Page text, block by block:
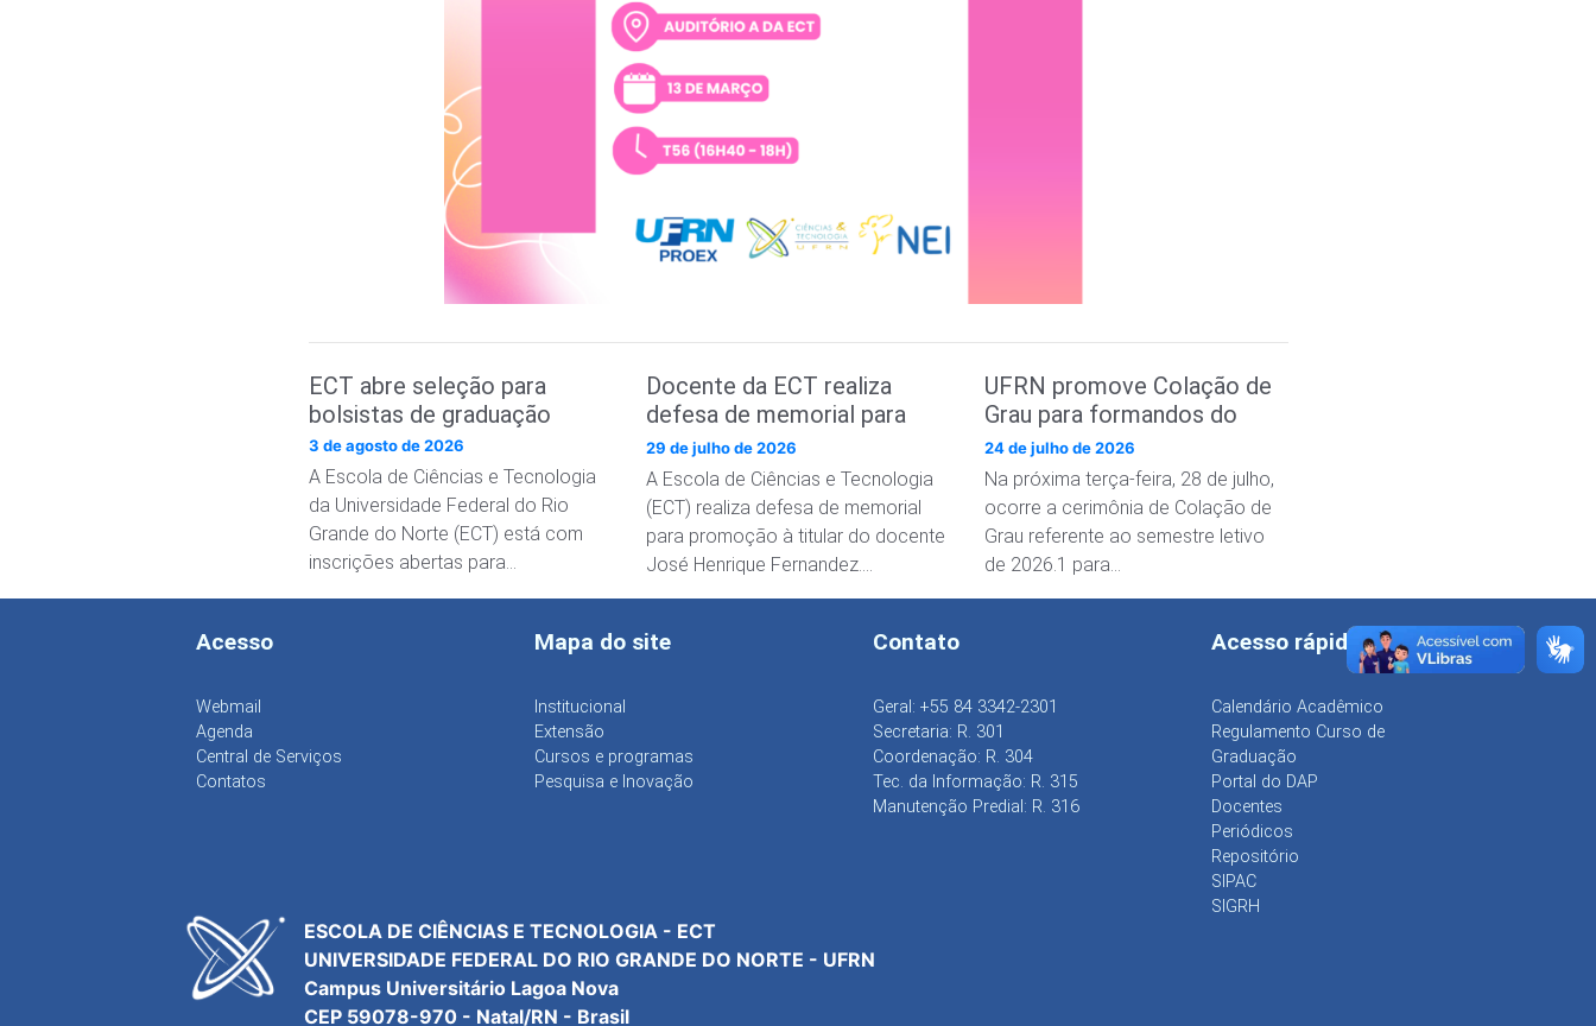
ECT abre seleção para
bolsistas de graduação
3 de agosto de 2026
A Escola de Ciências e Tecnologia
da Universidade Federal do Rio
Grande do Norte (ECT) está com
inscrições abertas para…
Docente da ECT realiza
defesa de memorial para
promoção à classe Titular
29 de julho de 2026
A Escola de Ciências e Tecnologia
(ECT) realiza defesa de memorial
para promoção à titular do docente
José Henrique Fernandez….
UFRN promove Colação de
Grau para formandos do
curso de Ciências e
Tecnologia
24 de julho de 2026
Na próxima terça-feira, 28 de julho,
ocorre a cerimônia de Colação de
Grau referente ao semestre letivo
de 2026.1 para…
Acesso
Webmail
Agenda
Central de Serviços
Contatos
Mapa do site
Institucional
Extensão
Cursos e programas
Pesquisa e Inovação
Contato
Geral: +55 84 3342-2301
Secretaria: R. 301
Coordenação: R. 304
Tec. da Informação: R. 315
Manutenção Predial: R. 316
Acesso rápido
Calendário Acadêmico
Regulamento Curso de
Graduação
Portal do DAP
Docentes
Periódicos
Repositório
SIPAC
SIGRH
ESCOLA DE CIÊNCIAS E TECNOLOGIA - ECT
UNIVERSIDADE FEDERAL DO RIO GRANDE DO NORTE - UFRN
Campus Universitário Lagoa Nova
CEP 59078-970 - Natal/RN - Brasil